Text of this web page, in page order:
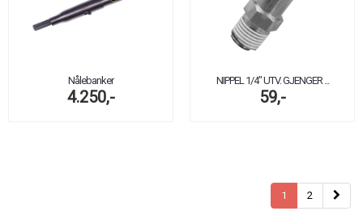
Nålebanker
4.250,-
NIPPEL 1/4" UTV. GJENGER ...
59,-
1 2